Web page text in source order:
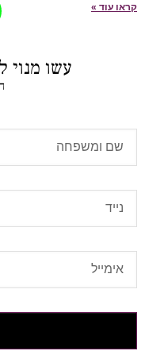
קראו עוד »
עשו מנוי